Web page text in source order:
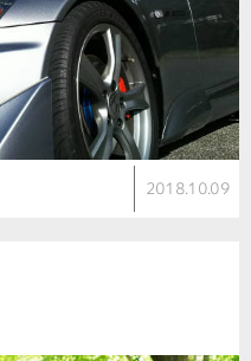
2018.10.09